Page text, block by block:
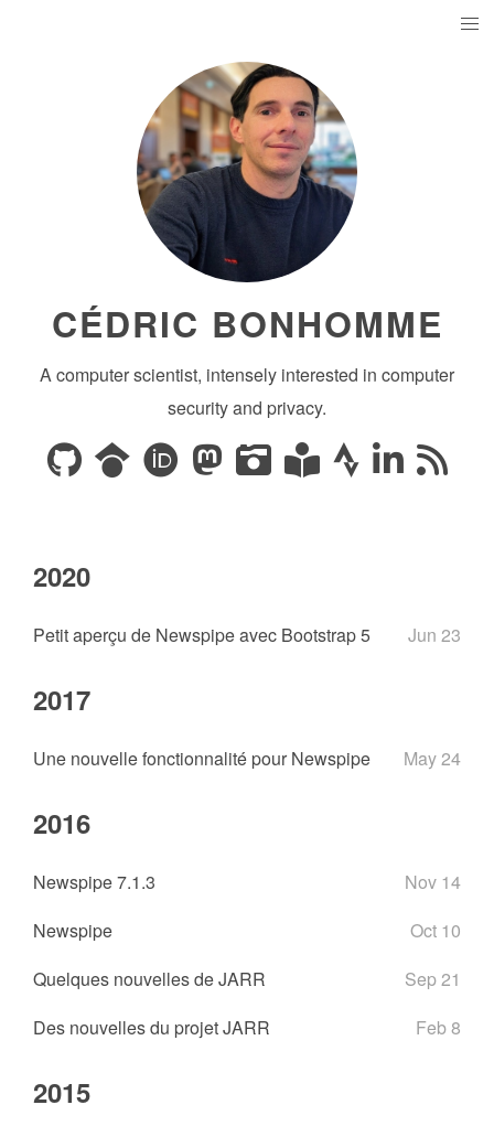
CÉDRIC BONHOMME
A computer scientist, intensely interested in computer
security and privacy.
2020
Petit aperçu de Newspipe avec Bootstrap 5 Jun 23
2017
Une nouvelle fonctionnalité pour Newspipe May 24
2016
Newspipe 7.1.3
Nov 14
Newspipe
Oct 10
Quelques nouvelles de JARR
Sep 21
Des nouvelles du projet JARR
Feb 8
2015